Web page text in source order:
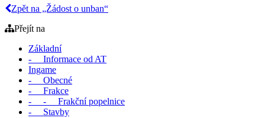
Zpět na „Žádost o unban“
Přejít na
Základní
- Informace od AT
Ingame
- Obecné
- Frakce
- - Frakční popelnice
- Stavby